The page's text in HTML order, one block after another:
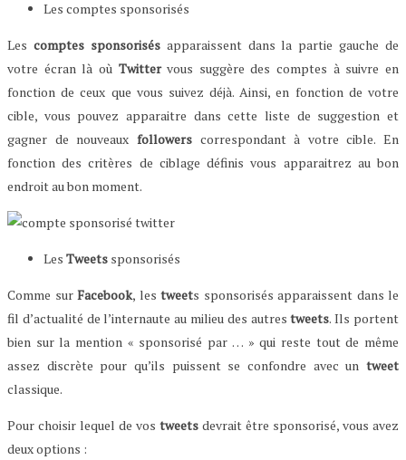
Les comptes sponsorisés
Les comptes sponsorisésapparaissent dans la partie gauche de
votre écran là où Twittervous suggère des comptes à suivre en
fonction de ceux que vous suivez déjà. Ainsi, en fonction de votre
cible, vous pouvez apparaitre dans cette liste de suggestion et
gagner de nouveaux followerscorrespondant à votre cible. En
fonction des critères de ciblage définis vous apparaitrez au bon
endroit au bon moment.
Les Tweets sponsorisés
Comme sur Facebook, les tweets sponsorisés apparaissent dans le
fil d’actualité de l’internaute au milieu des autrestweets. Ils portent
bien sur la mention « sponsorisé par … » qui reste tout de même
assez discrète pour qu’ils puissent se confondre avec un tweet
classique.
Pour choisir lequel de vos tweets devrait être sponsorisé, vous avez
deux options :